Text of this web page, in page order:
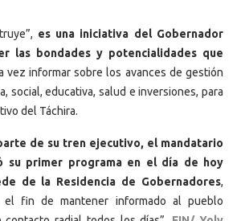
es una iniciativa del Gobernador
las bondades y potencialidades que
vez informar sobre los avances de gestión
social, educativa, salud e inversiones, para
del Táchira.
de su tren ejecutivo, el mandatario
su primer programa en el día de hoy
de la Residencia de Gobernadores,
el fin de mantener informado al pueblo